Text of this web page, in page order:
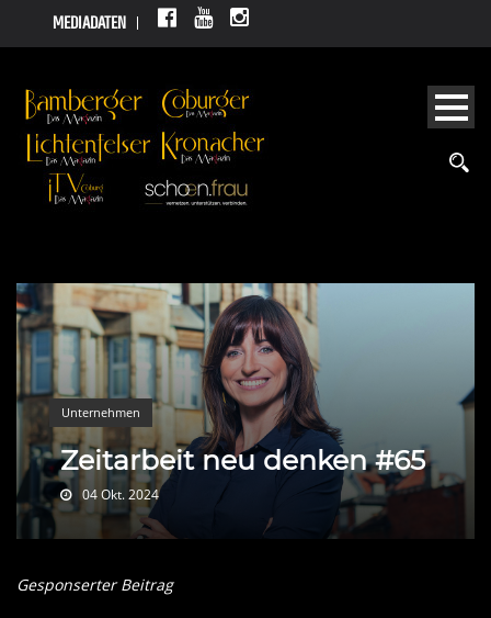
MEDIADATEN
Unternehmen
Zeitarbeit neu denken #65
04 Okt. 2024
Gesponserter Beitrag